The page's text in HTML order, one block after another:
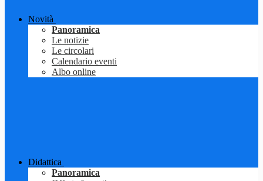
Novità
Panoramica
Le notizie
Le circolari
Calendario eventi
Albo online
Didattica
Panoramica